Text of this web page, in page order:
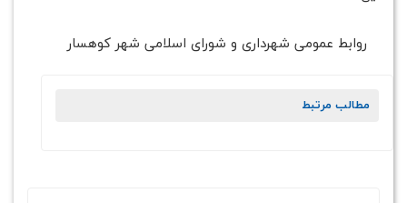
روابط عمومی شهرداری و شورای اسلامی شهر کوهسار
مطالب مرتبط